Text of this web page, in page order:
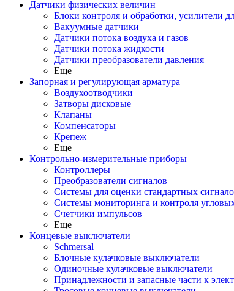
Датчики физических величин
Блоки контроля и обработки, усилители
Вакуумные датчики
Датчики потока воздуха и газов
Датчики потока жидкости
Датчики преобразователи давления
Еще
Запорная и регулирующая арматура
Воздухоотводчики
Затворы дисковые
Клапаны
Компенсаторы
Крепеж
Еще
Контрольно-измерительные приборы
Контроллеры
Преобразователи сигналов
Системы для оценки стандартных
Системы мониторинга и контроля
Счетчики импульсов
Еще
Концевые выключатели
Schmersal
Блочные кулачковые выключатели
Одиночные кулачковые выключатели
Принадлежности и запасные части к